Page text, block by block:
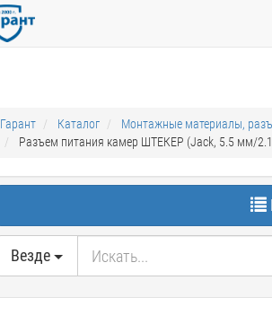
Гарант Каталог
Монтажные материалы,
Разъем питания камер ШТЕКЕР (Jack, 5.5 мм/
Везде